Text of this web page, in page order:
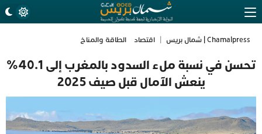
Chamalpress | شمال بريس اقتصاد الطاقة والمناخ
تحسن في نسبة ملء السدود بالمغرب إلى 40.1%
ينعش الآمال قبل صيف 2025